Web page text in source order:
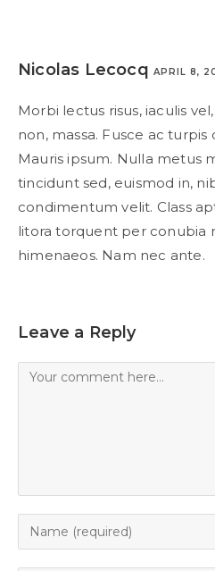
Nicolas Lecocq APRIL 8,
Morbi lectus risus, iaculis
non, massa. Fusce ac turpis
Mauris ipsum. Nulla metus
tincidunt sed, euismod in,
condimentum velit. Class
litora torquent per conubia
himenaeos. Nam nec ante.
Leave a Reply